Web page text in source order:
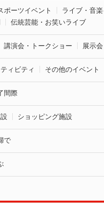
ポーツイベント
ライブ・音
伝統芸能・お笑いライブ
講演会・トークショー 展示会
ィビティ その他のイベント
間際
ショッピング施設
で